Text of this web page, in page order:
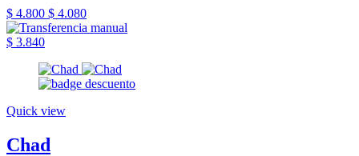
$ 4.800 $ 4.080
$ 3.840
Quick view
Chad